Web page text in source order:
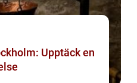
Upptäck en